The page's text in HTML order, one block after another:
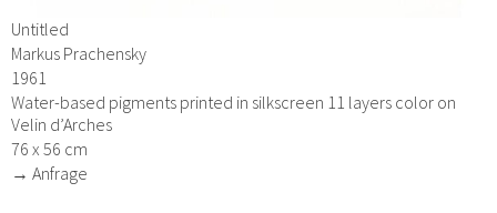
Untitled
Markus Prachensky
1961
Water-based pigments printed in silkscreen 11 layers color on
Velin d’Arches
76 x 56 cm
→ Anfrage